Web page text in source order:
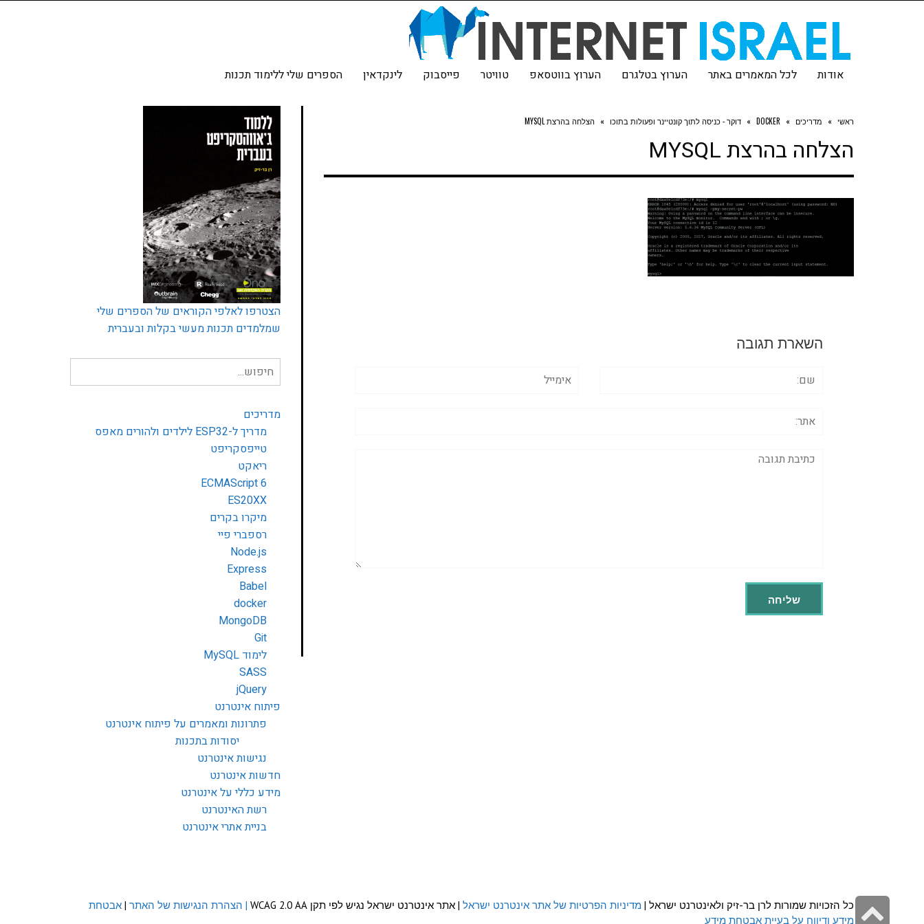
אודות לכל המאמרים באתר הערוץ בטלגרם הערוץ בווטסאפ טוויטר פייסבוק לינקדאין הספרים שלי ללימוד תכנות
ראשי » מדריכים »
DOCKER
» דוקר - כניסה לתוך קונטיינר ופעולות בתוכו » הצלחה בהרצת MYSQL
הצלחה בהרצת MYSQL
השארת תגובה
תגובה
הצטרפו לאלפי הקוראים של הספרים שלי
שמלמדים תכנות מעשי בקלות ובעברית
חיפוש
עבור:
מדריכים
מדריך ל-ESP32 לילדים ולהורים מאפס
טייפסקריפט
ריאקט
ECMAScript 6
ES20XX
מיקרו בקרים
רספברי פיי
Node.js
Express
Babel
docker
MongoDB
Git
לימוד MySQL
SASS
jQuery
פיתוח אינטרנט
פתרונות ומאמרים על פיתוח אינטרנט
יסודות בתכנות
נגישות אינטרנט
חדשות אינטרנט
מידע כללי על אינטרנט
רשת האינטרנט
בניית אתרי אינטרנט
כל הזכויות שמורות לרן בר-זיק ולאינטרנט ישראל | מדיניות הפרטיות של אתר אינטרנט ישראל | אתר אינטרנט ישראל נגיש לפי תקן WCAG 2.0 AA | הצהרת הנגישות של האתר | אבטחת
מידע ודיווח על בעיית אבטחת מידע
גלילה